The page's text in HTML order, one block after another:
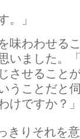
。」
味わわせる
いました。
させること
うことだと
けですか？
きりそれを